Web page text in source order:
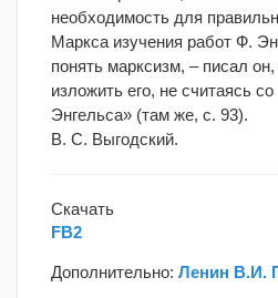
необходимость для
Маркса изучения работ Ф.
понять марксизм, ‒ писал
изложить его, не считаясь
Энгельса» (там же, с. 93).
В. С. Выгодский.
Скачать
FB2
Дополнительно: Ленин В.И.